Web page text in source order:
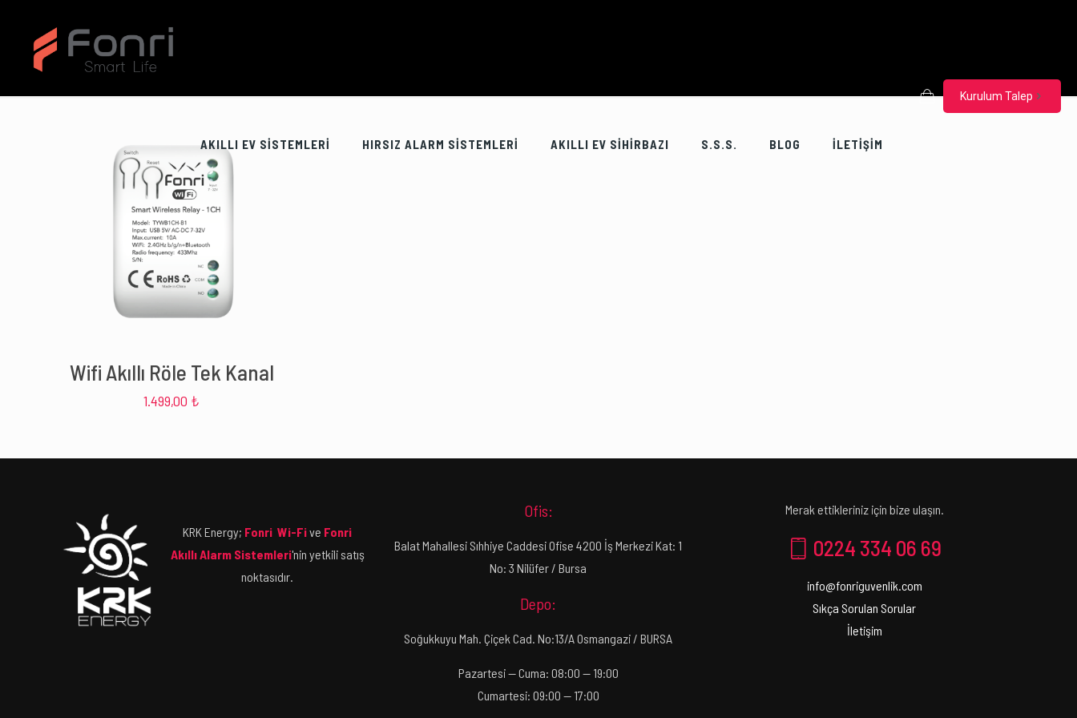
AKILLI EV SİSTEMLERİ HIRSIZ ALARM SİSTEMLERİ AKILLI EV SİHİRBAZI S.S.S. BLOG İLETİŞİM
Kurulum Talep
Wifi Akıllı Röle Tek Kanal
1.499,00 ₺
KRK Energy; Fonri Wi-Five Fonri
Akıllı Alarm Sistemleri'nin yetkili satış
noktasıdır.
Ofis:
Balat Mahallesi Sıhhiye Caddesi Ofise 4200 İş Merkezi Kat: 1
No: 3 Nilüfer / Bursa
Depo:
Soğukkuyu Mah. Çiçek Cad. No:13/A Osmangazi / BURSA
Pazartesi — Cuma: 08:00 — 19:00
Cumartesi: 09:00 — 17:00
Merak ettikleriniz için bize ulaşın.
0224 334 06 69
info@fonriguvenlik.com
Sıkça Sorulan Sorular
İletişim